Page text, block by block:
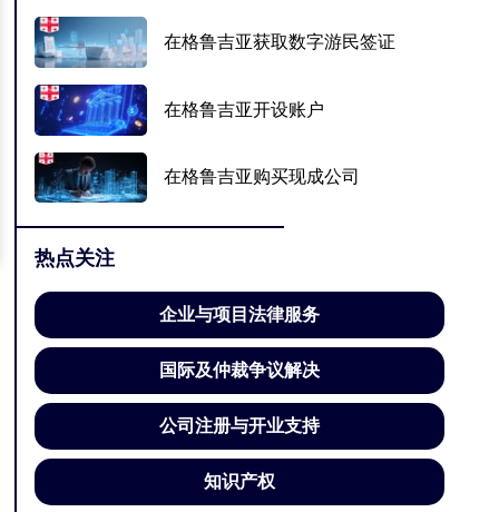
在格鲁吉亚获取数字游民签证
在格鲁吉亚开设账户
在格鲁吉亚购买现成公司
热点关注
企业与项目法律服务
国际及仲裁争议解决
公司注册与开业支持
知识产权